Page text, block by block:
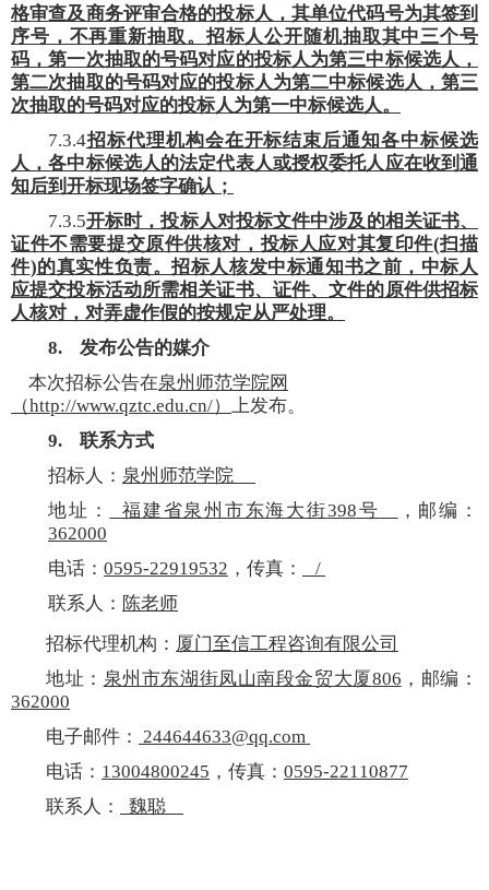
格审查及商务评审合格的投标人，其单位代码号为其签到
序号，不再重新抽取。招标人公开随机抽取其中三个号
码，第一次抽取的号码对应的投标人为第三中标候选人，
第二次抽取的号码对应的投标人为第二中标候选人，第三
次抽取的号码对应的投标人为第一中标候选人。
7.3.4招标代理机构会在开标结束后通知各中标候选
人，各中标候选人的法定代表人或授权委托人应在收到通
知后到开标现场签字确认；
7.3.5开标时，投标人对投标文件中涉及的相关证书、
证件不需要提交原件供核对，投标人应对其复印件(扫描
件)的真实性负责。招标人核发中标通知书之前，中标人
应提交投标活动所需相关证书、证件、文件的原件供招标
人核对，对弄虚作假的按规定从严处理。
8.
发布公告的媒介
本次招标公告在泉州师范学院网
（http://www.qztc.edu.cn/）
上发布。
9.
联系方式
招标人： 泉州师范学院
地址：
福建省泉州市东海大街398号
，邮编：
362000
电话： 0595-22919532 ，传真：
/
联系人： 陈老师
招标代理机构： 厦门至信工程咨询有限公司
地址： 泉州市东湖街凤山南段金贸大厦806 ，邮编：
362000
电子邮件：
244644633@qq.com
电话： 13004800245 ，传真： 0595-22110877
联系人：
魏聪